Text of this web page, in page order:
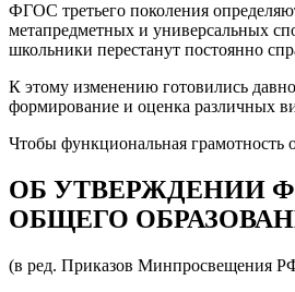
ФГОС третьего поколения
метапредметных и универсальных
школьники перестанут постоянно
К этому изменению готовились
формирование и оценка различных
Чтобы функциональная
ОБ УТВЕРЖДЕНИИ
ОБЩЕГО
(в ред. Приказов Минпросвещения